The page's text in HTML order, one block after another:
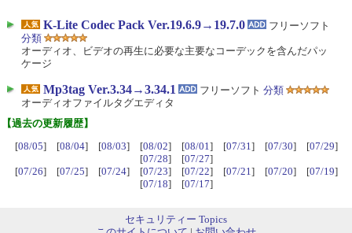
K-Lite Codec Pack Ver.19.6.9→19.7.0
フリーソフト
分類
オーディオ、ビデオの再生に必要な主要なコーデックを含んだパッ
ケージ
Mp3tag Ver.3.34→3.34.1 フリーソフト 分類
オーディオファイルタグエディタ
【過去の更新履歴】
[08/05] [08/04] [08/03] [08/02] [08/01] [07/31] [07/30] [07/29]
[07/28] [07/27]
[07/26] [07/25] [07/24] [07/23] [07/22] [07/21] [07/20] [07/19]
[07/18] [07/17]
セキュリティー Topics